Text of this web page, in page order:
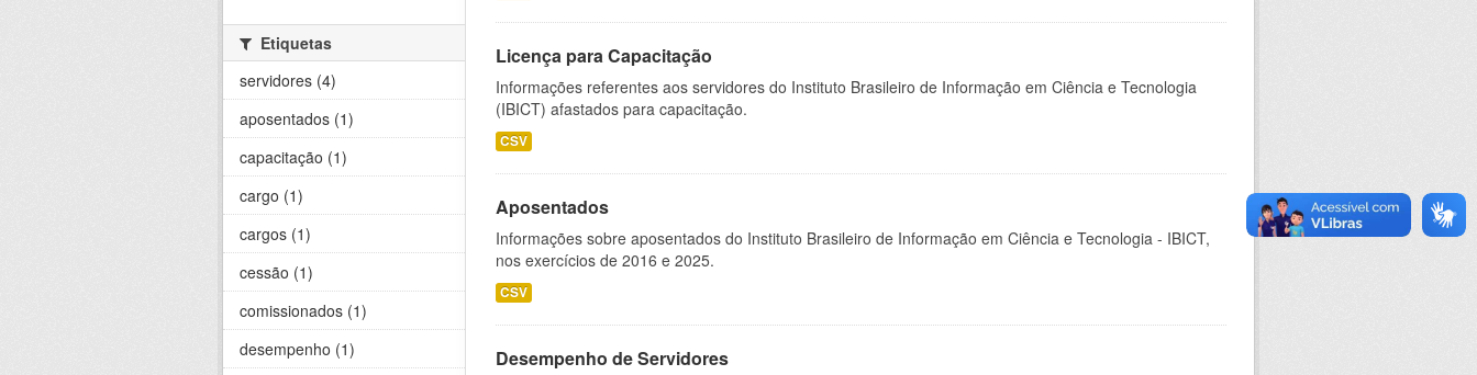
Licença para Capacitação
Informações referentes aos servidores do Instituto Brasileiro de Informação em Ciência e Tecnologia
(IBICT) afastados para capacitação.
CSV
Aposentados
Informações sobre aposentados do Instituto Brasileiro de Informação em Ciência e Tecnologia - IBICT,
nos exercícios de 2016 e 2025.
CSV
Desempenho de Servidores
Etiquetas
servidores (4)
aposentados (1)
capacitação (1)
cargo (1)
cargos (1)
cessão (1)
comissionados (1)
desempenho (1)